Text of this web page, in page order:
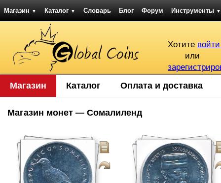
Магазин ▼ Каталог ▼ Словарь Блог Форум Инструменты ▼
Хотите
или
Магазин Каталог Оплата и доставка
Магазин монет — Сомалиленд